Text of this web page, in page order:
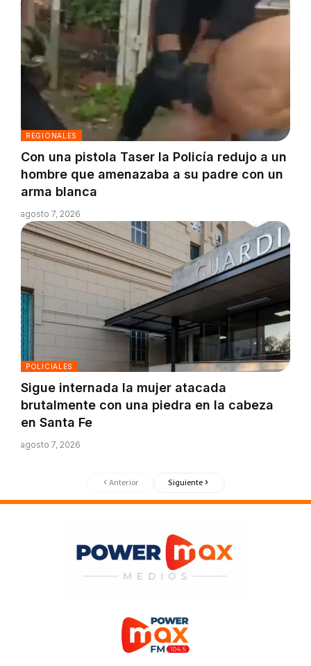
REGIONALES
Con una pistola Taser la Policía redujo a un
hombre que amenazaba a su padre con un
arma blanca
agosto 7, 2026
POLICIALES
Sigue internada la mujer atacada
brutalmente con una piedra en la cabeza
en Santa Fe
agosto 7, 2026
Anterior Siguiente